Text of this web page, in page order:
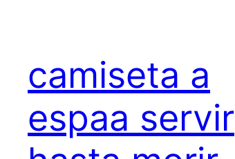
camiseta a
espaa servir